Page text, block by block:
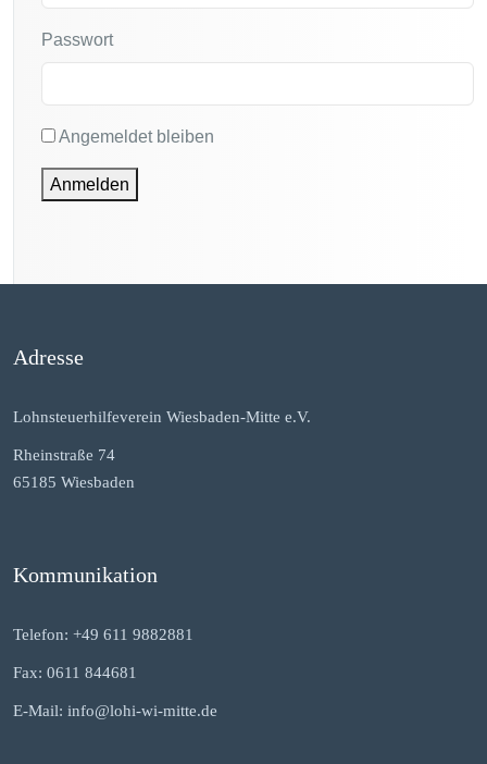
Passwort
Angemeldet bleiben
Anmelden
Adresse
Lohnsteuerhilfeverein Wiesbaden-Mitte e.V.
Rheinstraße 74
65185 Wiesbaden
Kommunikation
Telefon: +49 611 9882881
Fax: 0611 844681
E-Mail: info@lohi-wi-mitte.de